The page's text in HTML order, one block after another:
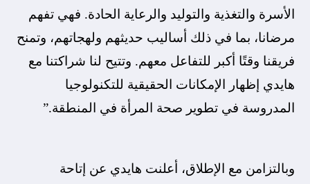
الأسرة والتغذية والتوليد والرعاية الحادة. فهي تفهم
مرضانا، بما في ذلك أساليب حديثهم ولهجاتهم، وتمنح
فريقنا وقتًا أكبر للتفاعل معهم. وتتيح لنا شراكتنا مع
هايدي إظهار الإمكانات الحقيقية للتكنولوجيا
المدروسة في تطوير صحة المرأة في المنطقة.”
وبالتزامن مع الإطلاق، أعلنت هايدي عن إتاحة